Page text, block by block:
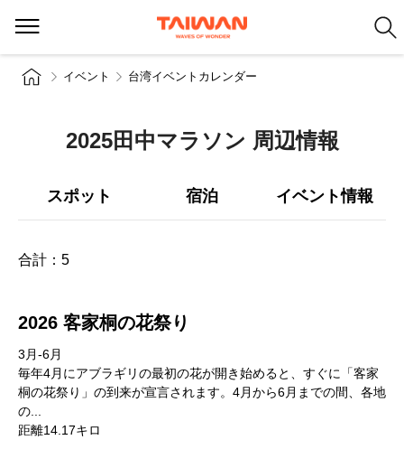
イベント 台湾イベントカレンダー
2025田中マラソン 周辺情報
スポット 宿泊 イベント情報
合計： 5
2026 客家桐の花祭り
3月-6月
毎年4月にアブラギリの最初の花が開き始めると、すぐに「客家
桐の花祭り」の到来が宣言されます。4月から6月までの間、各地
の...
距離14.17キロ